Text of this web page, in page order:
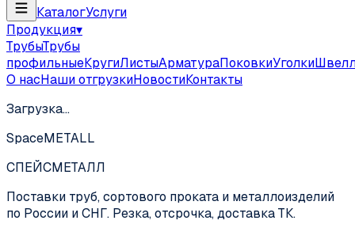
КаталогУслуги
Продукция▾
ТрубыТрубы
профильныеКругиЛистыАрматураПоковкиУголки
О насНаши отгрузкиНовостиКонтакты
Загрузка…
SpaceMETALL
СПЕЙСМЕТАЛЛ
Поставки труб, сортового проката и металлоизделий
по России и СНГ. Резка, отсрочка, доставка ТК.